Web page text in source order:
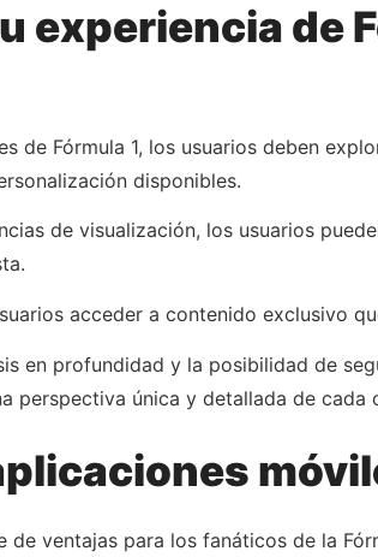
experiencia de
de Fórmula 1, los usuarios deben
disponibles.
de visualización, los usuarios
acceder a contenido exclusivo
en profundidad y la posibilidad de
perspectiva única y detallada de cada
de ventajas para los fanáticos de la